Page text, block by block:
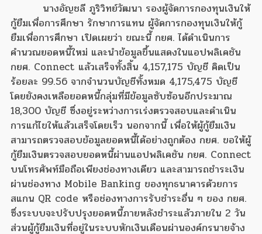
นางอัญชลี ภูริวิทย์วัฒนา รองผู้จัดการกองทุนเงินให้
กู้ยืมเพื่อการศึกษา รักษาการแทน ผู้จัดการกองทุนเงินให้กู้
ยืมเพื่อการศึกษา เปิดเผยว่า ขณะนี้ กยศ. ได้ดำเนินการ
คำนวณยอดหนี้ใหม่ และนำข้อมูลขึ้นแสดงในแอปพลิเคชัน
กยศ. Connect แล้วเสร็จทั้งสิ้น 4,157,175 บัญชี คิดเป็น
ร้อยละ 99.56 จากจำนวนบัญชีทั้งหมด 4,175,475 บัญชี
โดยยังคงเหลือยอดหนี้กลุ่มที่มีข้อมูลซับซ้อนอีกประมาณ
18,300 บัญชี ซึ่งอยู่ระหว่างการเร่งตรวจสอบและดำเนิน
การแก้ไขให้แล้วเสร็จโดยเร็ว นอกจากนี้ เพื่อให้ผู้กู้ยืมเงิน
สามารถตรวจสอบข้อมูลยอดหนี้ได้อย่างถูกต้อง กยศ. ขอให้ผู้
กู้ยืมเงินตรวจสอบยอดหนี้ผ่านแอปพลิเคชัน กยศ. Connect
บนโทรศัพท์มือถือเพียงช่องทางเดียว และสามารถชำระเงิน
ผ่านช่องทาง Mobile Banking ของทุกธนาคารด้วยการ
สแกน QR code หรือช่องทางการรับชำระอื่น ๆ ของ กยศ.
ซึ่งระบบจะปรับปรุงยอดหนี้ภายหลังชำระแล้วภายใน 2 วัน
ส่วนผู้กู้ยืมเงินที่อยู่ในระบบหักเงินเดือนผ่านองค์กรนายจ้าง